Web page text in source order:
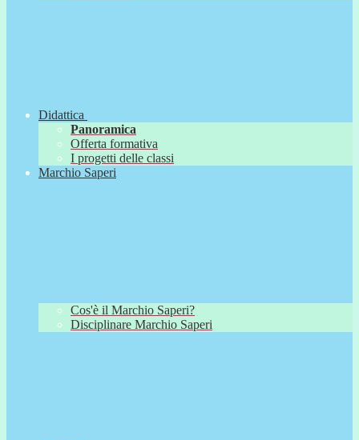
Didattica
Panoramica
Offerta formativa
I progetti delle classi
Marchio Saperi
Cos'è il Marchio Saperi?
Disciplinare Marchio Saperi